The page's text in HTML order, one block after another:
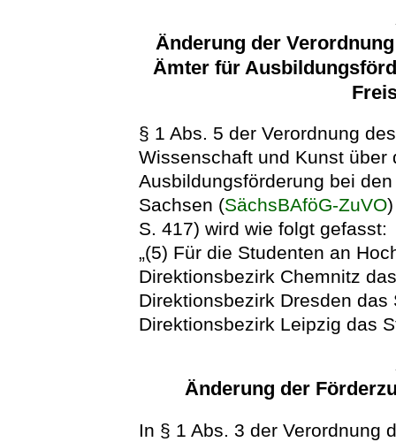
Änderung der
Ämter für
§ 1 Abs. 5 der Verordnung
Wissenschaft und Kunst
Ausbildungsförderung bei
Sachsen (SächsBAföG-ZuVO
S. 417) wird wie folgt gefasst:
„(5) Für die Studenten an
Direktionsbezirk Chemnitz
Direktionsbezirk Dresden
Direktionsbezirk Leipzig das
Änderung der
In § 1 Abs. 3 der Verordnung